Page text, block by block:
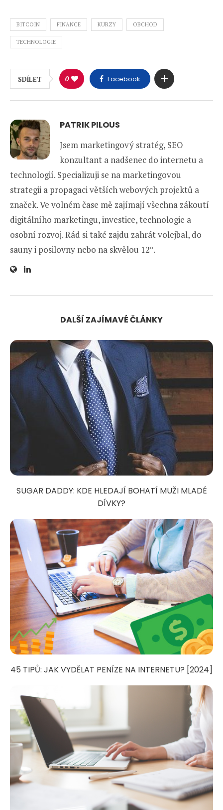
BITCOIN FINANCE KURZY OBCHOD
TECHNOLOGIE
SDÍLET 0 Facebook
PATRIK PILOUS
Jsem marketingový stratég, SEO
konzultant a nadšenec do internetu a
technologií. Specializuji se na marketingovou
strategii a propagaci větších webových projektů a
značek. Ve volném čase mě zajímají všechna zákoutí
digitálního marketingu, investice, technologie a
osobní rozvoj. Rád si také zajdu zahrát volejbal, do
sauny i posilovny nebo na skvělou 12°.
DALŠÍ ZAJÍMAVÉ ČLÁNKY
SUGAR DADDY: KDE HLEDAJÍ BOHATÍ MUŽI MLADÉ
DÍVKY?
45 TIPŮ: JAK VYDĚLAT PENÍZE NA INTERNETU? [2024]